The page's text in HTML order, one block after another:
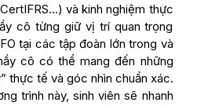
và kinh nghiệm thực
cô từng giữ vị trí quan trọng
tại các tập đoàn lớn trong và
cô có thể mang đến những
thực tế và góc nhìn chuẩn xác.
trình này, sinh viên sẽ nhanh